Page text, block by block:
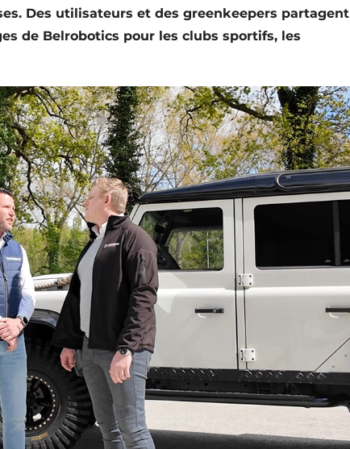
Des utilisateurs et des greenkeepers partagent
de Belrobotics pour les clubs sportifs, les